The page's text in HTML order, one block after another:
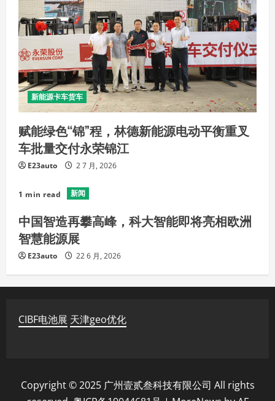
新能源卡车货车
赋能绿色“锦”程，林德新能源电动平衡重叉
车批量交付永荣锦江
E23auto 2 7 月, 2026
1 min read 新闻
中国智造再攀高峰，科大智能即将亮相欧洲
智慧能源展
E23auto 22 6 月, 2026
CIBF电池展 天津geo优化
Copyright © 2025 广州壹贰叁科技有限公司 All rights